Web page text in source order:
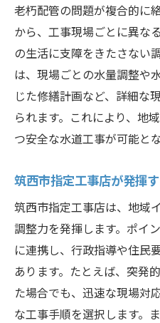
水道工事の調整
調整力が生活イ
水道工事の信頼
調整力重視の水
筑西市の快適生
農業と住宅が交わる地
調整力を活かした
農業地帯の水道
住宅地の快適さ
水道工事の調整
由
筑西市指定工事
老朽配管の問題が複合的に
から、工事現場ごとに異な
の生活に支障をきたさない
は、現場ごとの水量調整や
じた修繕計画など、詳細な
られます。これにより、地
つ安全な水道工事が可能と
筑西市指定工事店が発揮
筑西市指定工事店は、地域
調整力を発揮します。ポイ
に連携し、行政指導や住民
あります。たとえば、突発
た場合でも、迅速な現場対
な工事手順を選択します。